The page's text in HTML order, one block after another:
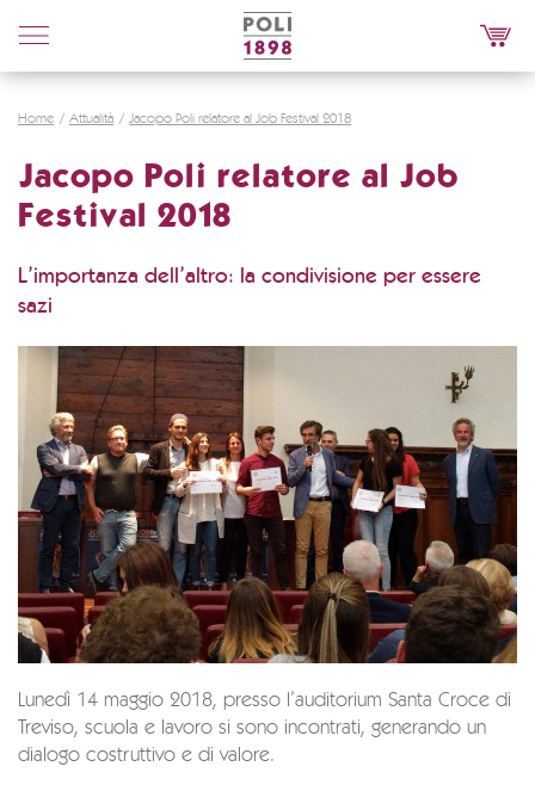
Poli
Distillerie
Home Attualità Jacopo Poli relatore al Job Festival 2018
Jacopo Poli relatore al Job
Festival 2018
L’importanza dell’altro: la condivisione per essere
sazi
Lunedì 14 maggio 2018, presso l’auditorium Santa Croce di
Treviso, scuola e lavoro si sono incontrati, generando un
dialogo costruttivo e di valore.